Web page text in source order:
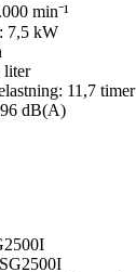
min⁻¹
7,5 kW
liter
11,7 timer
dB(A)